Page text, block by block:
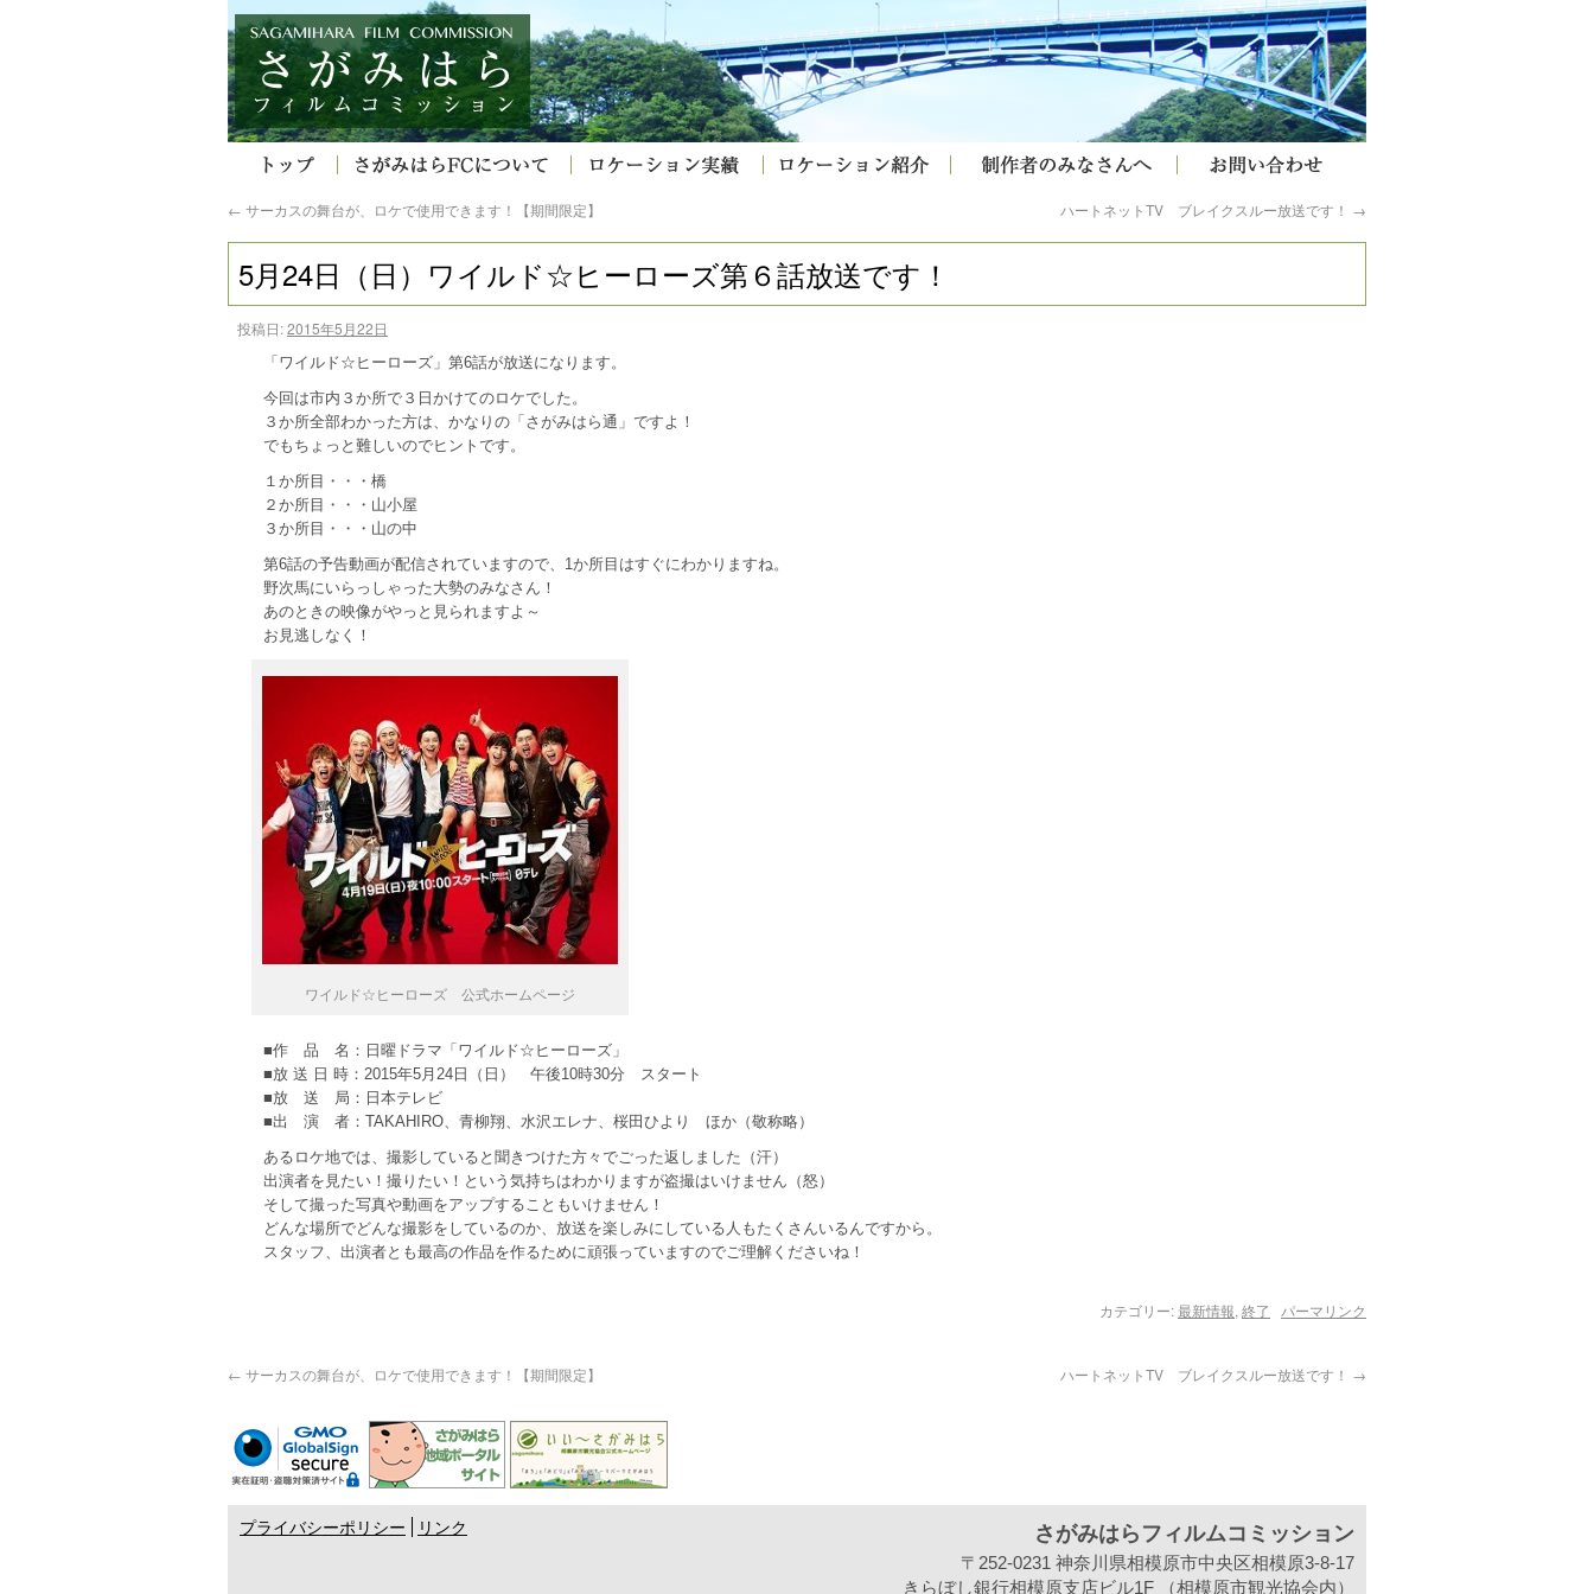
← サーカスの舞台が、ロケで使用できます！【期間限定】 ハートネットTV ブレイクスルー放送です！ →
5月24日（日）ワイルド☆ヒーローズ第６話放送です！
投稿日:2015年5月22日
「ワイルド☆ヒーローズ」第6話が放送になります。
今回は市内３か所で３日かけてのロケでした。
３か所全部わかった方は、かなりの「さがみはら通」ですよ！
でもちょっと難しいのでヒントです。
１か所目・・・橋
２か所目・・・山小屋
３か所目・・・山の中
第6話の予告動画が配信されていますので、1か所目はすぐにわかりますね。
野次馬にいらっしゃった大勢のみなさん！
あのときの映像がやっと見られますよ～
お見逃しなく！
ワイルド☆ヒーローズ 公式ホームページ
■作 品 名：日曜ドラマ「ワイルド☆ヒーローズ」
■放 送 日 時：2015年5月24日（日） 午後10時30分 スタート
■放 送 局：日本テレビ
■出 演 者：TAKAHIRO、青柳翔、水沢エレナ、桜田ひより ほか（敬称略）
あるロケ地では、撮影していると聞きつけた方々でごった返しました（汗）
出演者を見たい！撮りたい！という気持ちはわかりますが盗撮はいけません（怒）
そして撮った写真や動画をアップすることもいけません！
どんな場所でどんな撮影をしているのか、放送を楽しみにしている人もたくさんいるんですから。
スタッフ、出演者とも最高の作品を作るために頑張っていますのでご理解くださいね！
カテゴリー:最新情報, 終了 パーマリンク
← サーカスの舞台が、ロケで使用できます！【期間限定】 ハートネットTV ブレイクスルー放送です！ →
プライバシーポリシー リンク さがみはらフィルムコミッション
〒252-0231 神奈川県相模原市中央区相模原3-8-17
きらぼし銀行相模原支店ビル1F （相模原市観光協会内）